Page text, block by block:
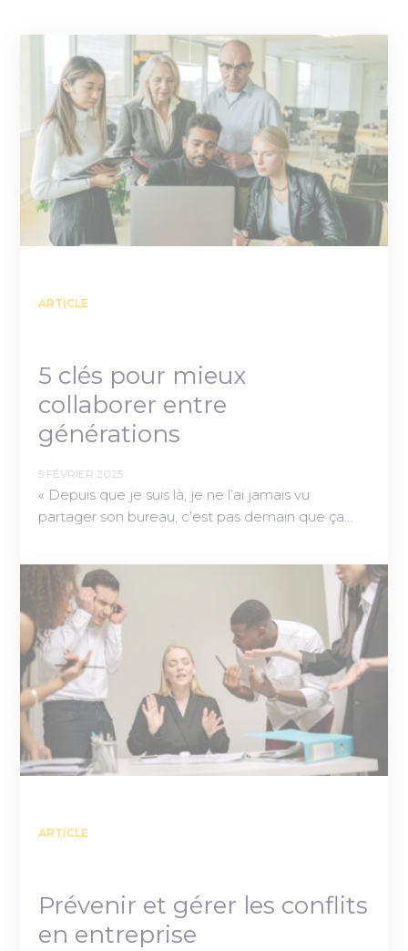
ARTICLE
5 clés pour mieux
collaborer entre
générations
5 FÉVRIER 2025
« Depuis que je suis là, je ne l’ai jamais vu
partager son bureau, c’est pas demain que ça…
ARTICLE
Prévenir et gérer les conflits
en entreprise